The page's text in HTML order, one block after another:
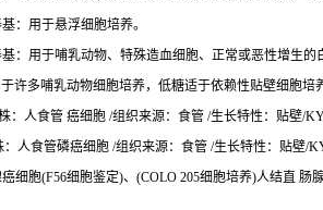
：用于悬浮细胞培养。
基：用于哺乳动物、特殊造血细胞、正常或恶性增生
许多哺乳动物细胞培养，低糖适于依赖性贴壁细胞
：人食管 癌细胞 /组织来源：食管 /生长特性：贴壁/
人食管磷癌细胞 /组织来源：食管 /生长特性：贴壁/
细胞(F56细胞鉴定)、(COLO 205细胞培养)人结直 肠